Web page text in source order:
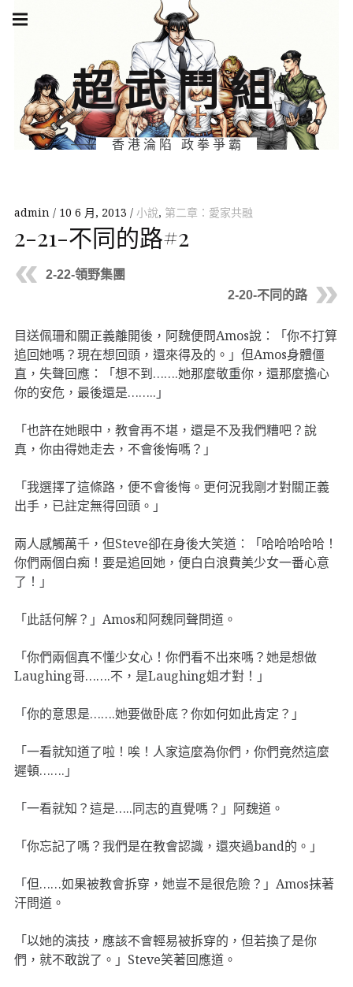
Skip
超武鬥組
香港淪陷 政拳爭霸
navigation
admin 10 6 月, 2013 小說, 第二章：愛家共融
2-21-不同的路#2
2-22-領野集團
2-20-不同的路
目送佩珊和關正義離開後，阿魏便問Amos說：「你不打算
追回她嗎？現在想回頭，還來得及的。」但Amos身體僵
直，失聲回應：「想不到…….她那麼敬重你，還那麼擔心
你的安危，最後還是……..」
「也許在她眼中，教會再不堪，還是不及我們糟吧？說
真，你由得她走去，不會後悔嗎？」
「我選擇了這條路，便不會後悔。更何況我剛才對關正義
出手，已註定無得回頭。」
兩人感觸萬千，但Steve卻在身後大笑道：「哈哈哈哈哈！
你們兩個白痴！要是追回她，便白白浪費美少女一番心意
了！」
「此話何解？」Amos和阿魏同聲問道。
「你們兩個真不懂少女心！你們看不出來嗎？她是想做
Laughing哥…….不，是Laughing姐才對！」
「你的意思是…….她要做卧底？你如何如此肯定？」
「一看就知道了啦！唉！人家這麼為你們，你們竟然這麼
遲頓…….」
「一看就知？這是…..同志的直覺嗎？」阿魏道。
「你忘記了嗎？我們是在教會認識，還夾過band的。」
「但……如果被教會拆穿，她豈不是很危險？」Amos抹著
汗問道。
「以她的演技，應該不會輕易被拆穿的，但若換了是你
們，就不敢說了。」Steve笑著回應道。